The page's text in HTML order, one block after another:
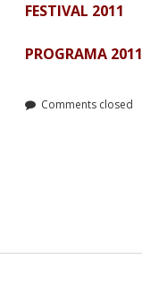
FESTIVAL 2011
PROGRAMA 2011
Comments closed